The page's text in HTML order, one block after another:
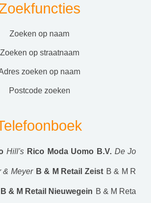
zoeken op naam
zoeken op straatnaam
adres zoeken op naam
postcode zoeken
Hill's Rico Moda Uomo B.V. De Jo
& Meyer B & M Retail Zeist B & M R
B & M Retail Nieuwegein B & M Reta